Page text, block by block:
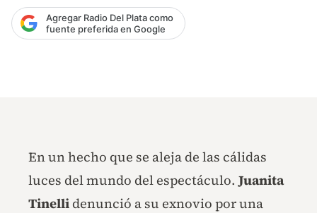
Agregar Radio Del Plata como
fuente preferida en Google
En un hecho que se aleja de las cálidas
luces del mundo del espectáculo. Juanita
Tinelli denunció a su exnovio por una